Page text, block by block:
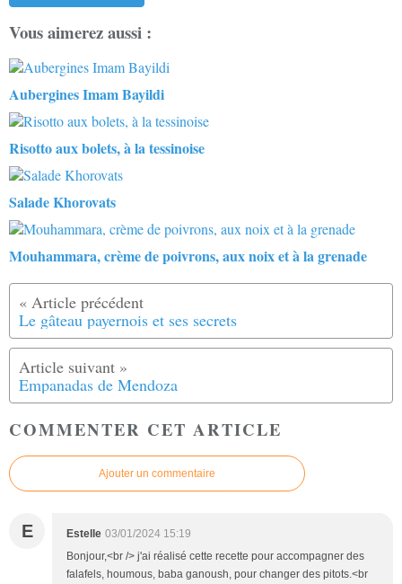
Vous aimerez aussi :
Aubergines Imam Bayildi
Risotto aux bolets, à la tessinoise
Salade Khorovats
Mouhammara, crème de poivrons, aux noix et à la grenade
Le gâteau payernois et ses secrets
Empanadas de Mendoza
COMMENTER CET ARTICLE
Ajouter un commentaire
E Estelle 03/01/2024 15:19
Bonjour,<br /> j'ai réalisé cette recette pour accompagner des
falafels, houmous, baba ganoush, pour changer des pitots.<br